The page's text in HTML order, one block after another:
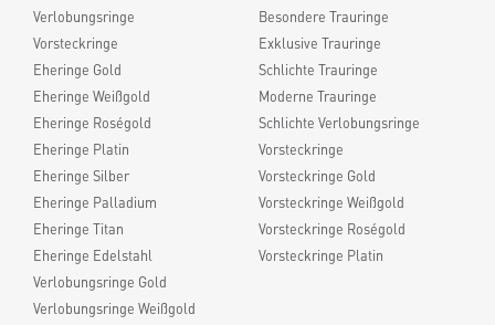
Verlobungsringe
Vorsteckringe
Eheringe Gold
Eheringe Weißgold
Eheringe Roségold
Eheringe Platin
Eheringe Silber
Eheringe Palladium
Eheringe Titan
Eheringe Edelstahl
Verlobungsringe Gold
Verlobungsringe Weißgold
Besondere Trauringe
Exklusive Trauringe
Schlichte Trauringe
Moderne Trauringe
Schlichte Verlobungsringe
Vorsteckringe
Vorsteckringe Gold
Vorsteckringe Weißgold
Vorsteckringe Roségold
Vorsteckringe Platin